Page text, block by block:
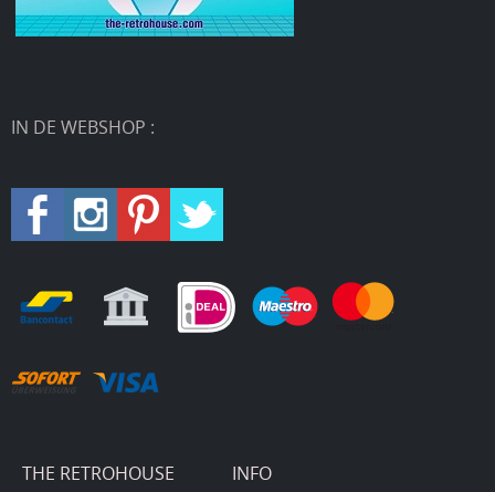
IN DE WEBSHOP :
THE RETROHOUSE INFO